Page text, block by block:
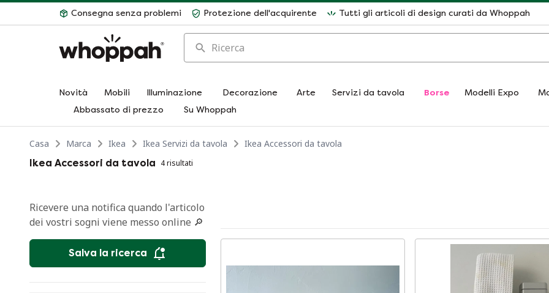
Consegna senza problemi Protezione dell'acquirente Tutti gli articoli di design curati da Whoppah
Ricerca
Novità Mobili Illuminazione Decorazione Arte Servizi da tavola Borse Modelli Expo
Abbassato di prezzo
Su Whoppah
Casa Marca Ikea Ikea Servizi da tavola
Ikea Accessori da tavola
Ikea Accessori da tavola 4 risultati
Ricevere una notifica quando l'articolo
dei vostri sogni viene messo online 🔎
Salva la ricerca